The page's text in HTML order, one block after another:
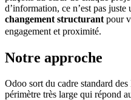
d’information, ce n’est pas
changement structurant pour
engagement et proximité.
Notre approche
Odoo sort du cadre standard
périmètre très large qui répond